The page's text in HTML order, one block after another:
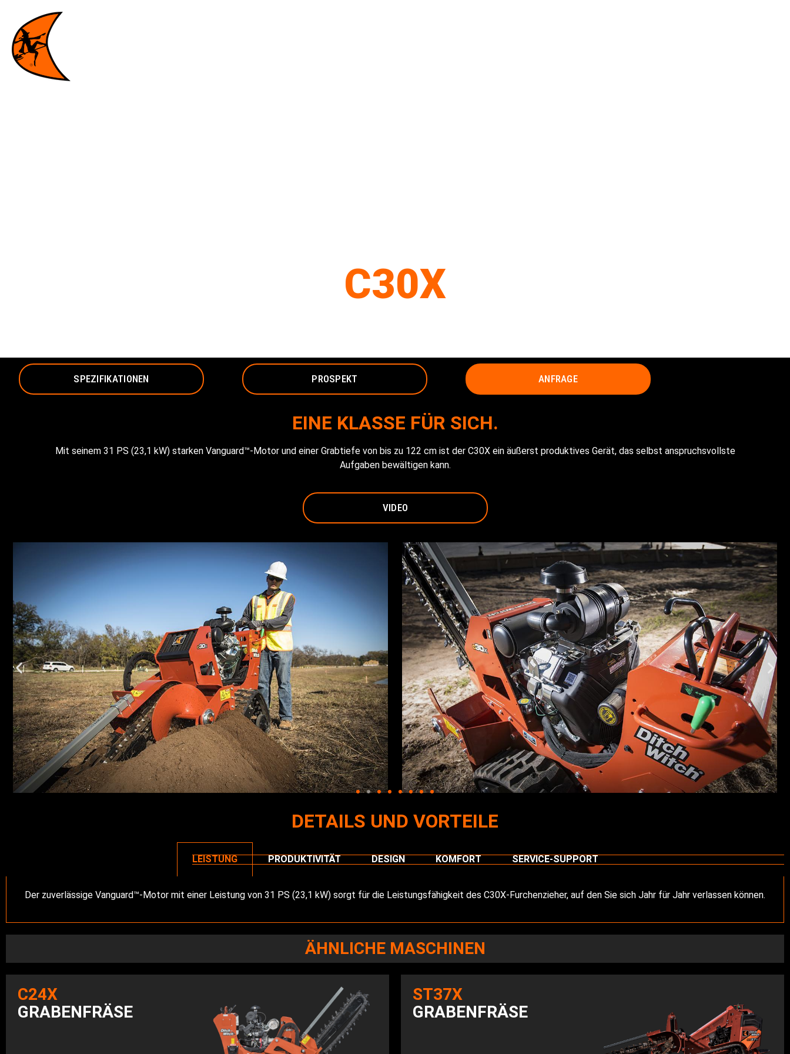
C30X
SPEZIFIKATIONEN PROSPEKT ANFRAGE
EINE KLASSE FÜR SICH.
Mit seinem 31 PS (23,1 kW) starken Vanguard™-Motor und einer Grabtiefe von bis zu 122 cm ist der C30X ein äußerst produktives Gerät, das selbst anspruchsvollste
Aufgaben bewältigen kann.
VIDEO
DETAILS UND VORTEILE
LEISTUNG PRODUKTIVITÄT DESIGN KOMFORT SERVICE-SUPPORT
Der zuverlässige Vanguard™-Motor mit einer Leistung von 31 PS (23,1 kW) sorgt für die Leistungsfähigkeit des C30X-Furchenzieher, auf den Sie sich Jahr für Jahr verlassen können.
ÄHNLICHE MASCHINEN
C24X
GRABENFRÄSE
ST37X
GRABENFRÄSE